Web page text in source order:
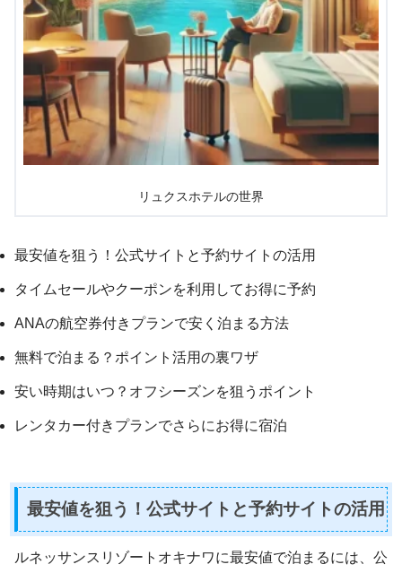
リュクスホテルの世界
最安値を狙う！公式サイトと予約サイトの活用
タイムセールやクーポンを利用してお得に予約
ANAの航空券付きプランで安く泊まる方法
無料で泊まる？ポイント活用の裏ワザ
安い時期はいつ？オフシーズンを狙うポイント
レンタカー付きプランでさらにお得に宿泊
最安値を狙う！公式サイトと予約サイトの活用
ルネッサンスリゾートオキナワに最安値で泊まるには、公